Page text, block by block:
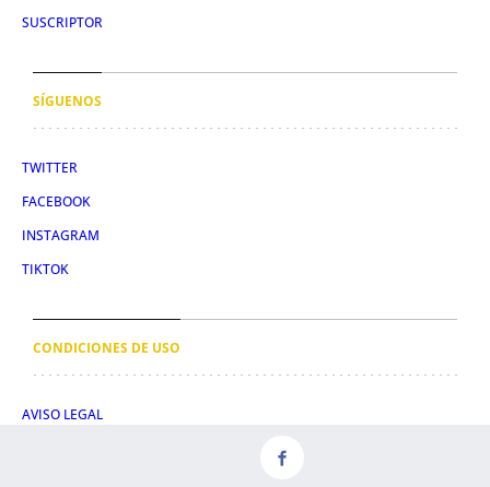
SUSCRIPTOR
SÍGUENOS
TWITTER
FACEBOOK
INSTAGRAM
TIKTOK
CONDICIONES DE USO
AVISO LEGAL